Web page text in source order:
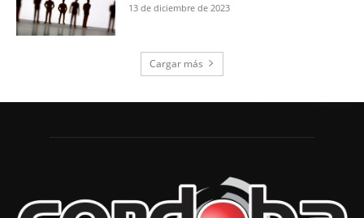
13 de diciembre de 2023
Cargar más